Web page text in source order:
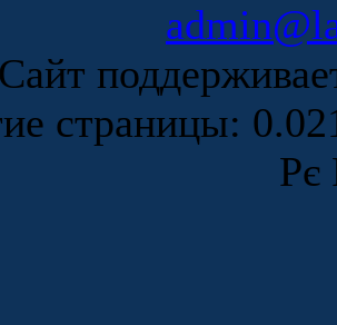
Сайт
страницы:
Рє